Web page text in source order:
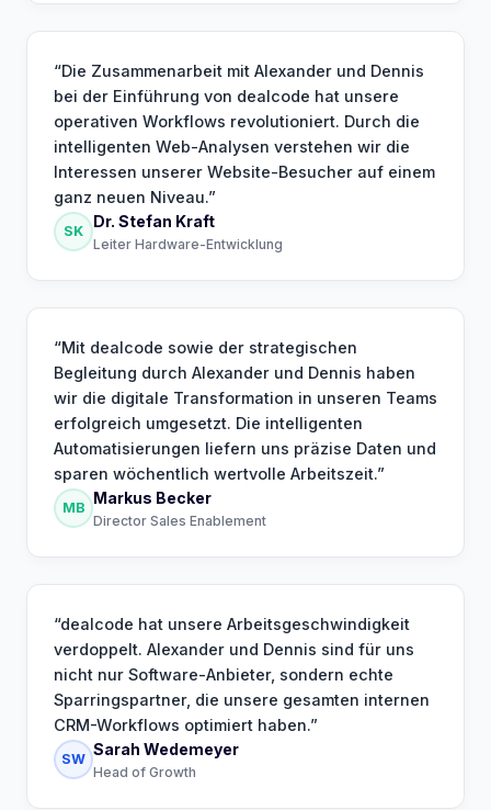
“Die Zusammenarbeit mit Alexander und Dennis
bei der Einführung von dealcode hat unsere
operativen Workflows revolutioniert. Durch die
intelligenten Web-Analysen verstehen wir die
Interessen unserer Website-Besucher auf einem
ganz neuen Niveau.”
SK
Dr. Stefan Kraft
Leiter Hardware-Entwicklung
“Mit dealcode sowie der strategischen
Begleitung durch Alexander und Dennis haben
wir die digitale Transformation in unseren Teams
erfolgreich umgesetzt. Die intelligenten
Automatisierungen liefern uns präzise Daten und
sparen wöchentlich wertvolle Arbeitszeit.”
MB
Markus Becker
Director Sales Enablement
“dealcode hat unsere Arbeitsgeschwindigkeit
verdoppelt. Alexander und Dennis sind für uns
nicht nur Software-Anbieter, sondern echte
Sparringspartner, die unsere gesamten internen
CRM-Workflows optimiert haben.”
SW
Sarah Wedemeyer
Head of Growth